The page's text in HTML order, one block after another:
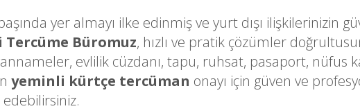
yer almayı ilke edinmiş ve yurt dışı ilişkilerinizin
Büromuz, hızlı ve pratik çözümler
evlilik cüzdanı, tapu, ruhsat, pasaport, nüfus
yeminli kürtçe tercüman onayı için güven ve